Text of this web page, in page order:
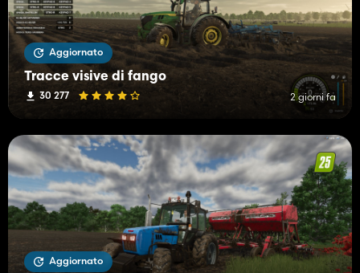
Aggiornato
Tracce visive di fango
30 277 2 giorni fa
Aggiornato